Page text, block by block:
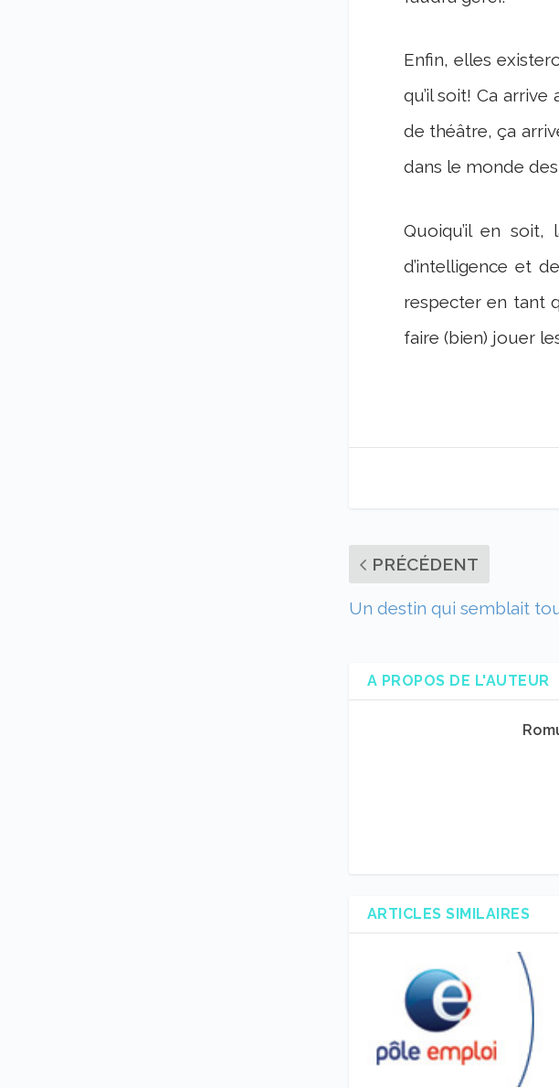
Enfin, elles
qu’il soit! Ca
de théâtre, ça
dans le monde
Quoiqu’il en
d’intelligence et
respecter en tant
faire (bien) jouer
PRÉCÉDENT
Un destin qui semblait
A PROPOS DE L'AUTEUR
ARTICLES SIMILAIRES